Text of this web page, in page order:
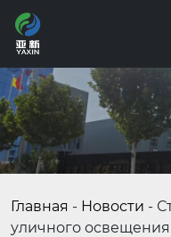
Главная - Новости -
уличного